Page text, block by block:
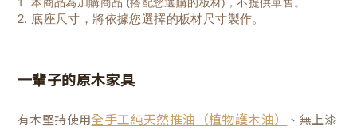
1.
2. 底座尺寸，將依據您選擇的板材尺寸製作。
一輩子的原木家具
有木堅持使用全手工純天然推油（植物護木油）
、無上漆